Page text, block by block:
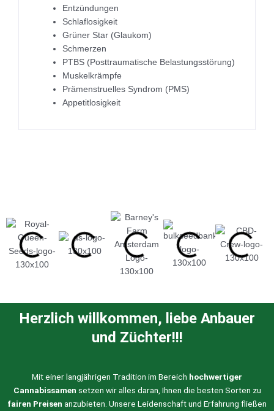
Entzündungen
Schlaflosigkeit
Grüner Star (Glaukom)
Schmerzen
PTBS (Posttraumatische Belastungsstörung)
Muskelkrämpfe
Prämenstruelles Syndrom (PMS)
Appetitlosigkeit
Herzlich willkommen, liebe Anbauer
und Züchter!!!
Mit einer langjährigen Tradition im Bereich hochwertiger
Cannabissamen setzen wir alles daran, Ihnen die besten Sorten zu
fairen Preisen anzubieten. Unsere Leidenschaft und Erfahrung fließen